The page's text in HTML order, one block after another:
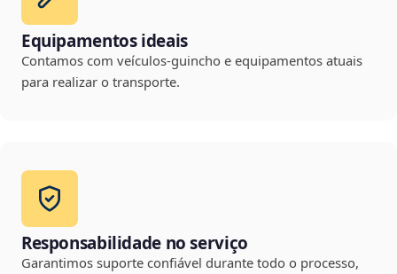
Equipamentos ideais
Contamos com veículos-guincho e equipamentos atuais
para realizar o transporte.
Responsabilidade no serviço
Garantimos suporte confiável durante todo o processo,